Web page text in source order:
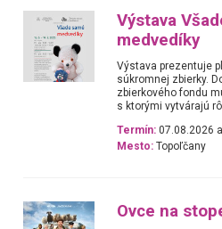
Výstava
medvedíky
Výstava prezentuje
súkromnej zbierky.
zbierkového fondu
s ktorými vytvárajú
Termín: 07.08.2026
Mesto: Topoľčany
Ovce na